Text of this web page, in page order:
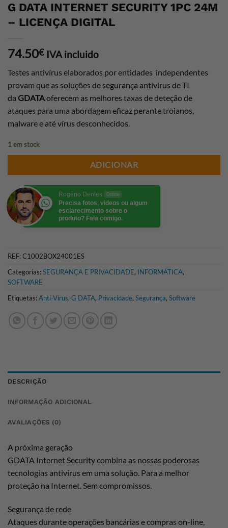
G DATA INTERNET SECURITY 1PC 24M
– LICENÇA DIGITAL
74.50€ IVA incluido
Testes antivírus elaborados por entidades independentes
provam que as soluções de segurança antivírus de TI
da GDATAoferecem as melhores taxas de deteção de
ataques para uma abordagem eficaz perante troianos,
malware e até vírus desconhecidos.
1 em stock
ADICIONAR
Rogério Dentes Online
Precisa fotos, videos ou algum
esclarecimento sobre o
produto? Fala comigo.
REF:C1002BOX24001ES
Categorias:SEGURANÇA E PRIVACIDADE, INFORMÁTICA,
SOFTWARE
Etiquetas:Anti-Vírus, G DATA, Privacidade, Segurança, Software
DESCRIÇÃO
INFORMAÇÃO ADICIONAL
AVALIAÇÕES (0)
A próxima geração
GDATA Internet Security combina as nossas poderosas
tecnologias antivírus em uma solução. Para a melhor
proteção na Internet. Sem compromissos.
Segurança de rede
Ataques durante operações bancárias e compras on-line,